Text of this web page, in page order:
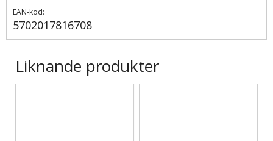
EAN-kod:
5702017816708
Liknande produkter